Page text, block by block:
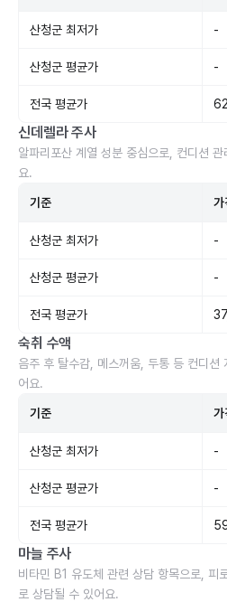
산청군 최저가 -
산청군 평균가 -
전국 평균가
신데렐라 주사
알파리포산 계열 성분 중심으로, 컨디션 관
요.
기준 가
산청군 최저가 -
산청군 평균가 -
전국 평균가
숙취 수액
음주 후 탈수감, 메스꺼움, 두통 등 컨디션
어요.
기준 가
산청군 최저가 -
산청군 평균가 -
전국 평균가
마늘 주사
비타민 B1 유도체 관련 상담 항목으로, 피
로 상담될 수 있어요.